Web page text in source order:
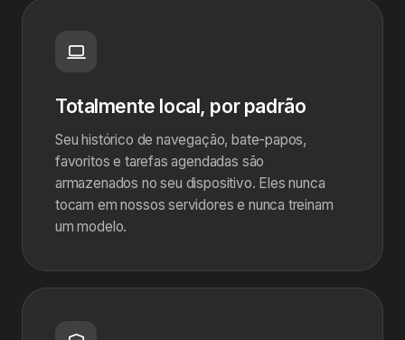
Totalmente local, por padrão
Seu histórico de navegação, bate-papos,
favoritos e tarefas agendadas são
armazenados no seu dispositivo. Eles nunca
tocam em nossos servidores e nunca treinam
um modelo.